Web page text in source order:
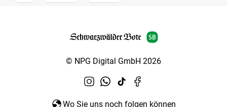
© NPG Digital GmbH 2026
Wo Sie uns noch folgen können